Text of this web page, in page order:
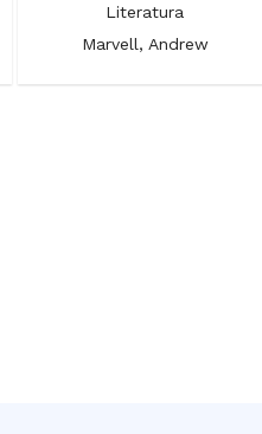
Literatura
Marvell, Andrew